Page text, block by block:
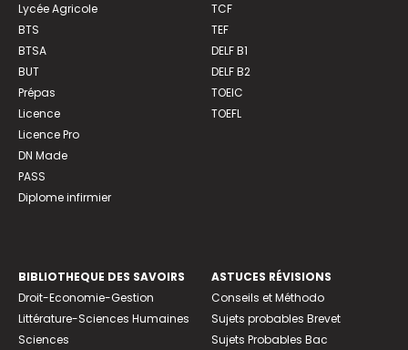
Lycée Agricole
BTS
BTSA
BUT
Prépas
Licence
Licence Pro
DN Made
PASS
Diplome infirmier
TCF
TEF
DELF B1
DELF B2
TOEIC
TOEFL
BIBLIOTHEQUE DES SAVOIRS
Droit-Economie-Gestion
Littérature-Sciences Humaines
Sciences
ASTUCES RÉVISIONS
Conseils et Méthodo
Sujets probables Brevet
Sujets Probables Bac